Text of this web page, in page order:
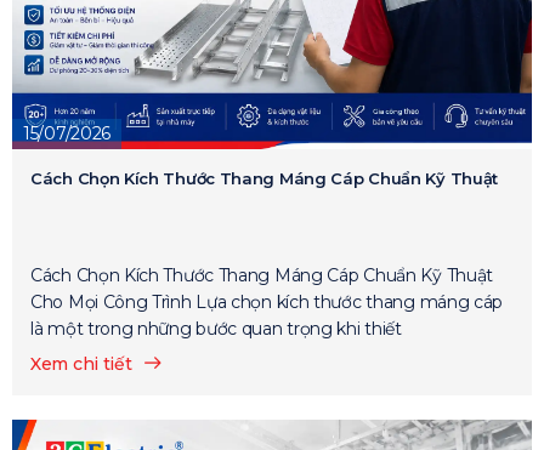
15/07/2026
Cách Chọn Kích Thước Thang Máng Cáp Chuẩn Kỹ Thuật
Cách Chọn Kích Thước Thang Máng Cáp Chuẩn Kỹ Thuật
Cho Mọi Công Trình Lựa chọn kích thước thang máng cáp
là một trong những bước quan trọng khi thiết
Xem chi tiết